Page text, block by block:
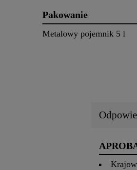
Pakowanie
Metalowy pojemnik 5 l